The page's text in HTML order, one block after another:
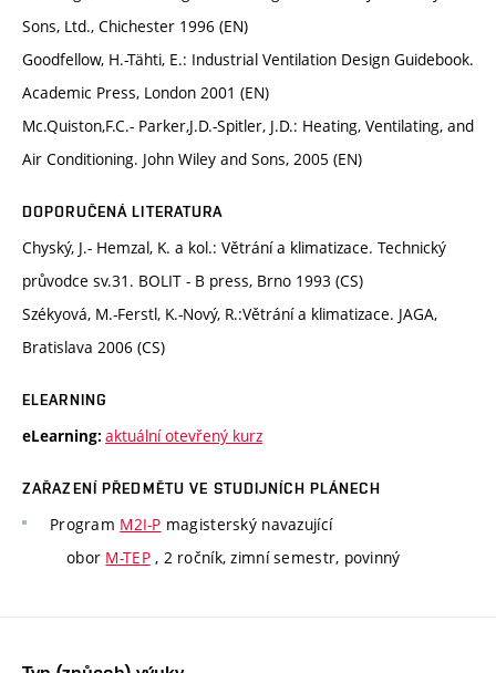
Sons, Ltd., Chichester 1996 (EN)
Goodfellow, H.-Tähti, E.: Industrial Ventilation Design Guidebook.
Academic Press, London 2001 (EN)
Mc.Quiston,F.C.- Parker,J.D.-Spitler, J.D.: Heating, Ventilating, and
Air Conditioning. John Wiley and Sons, 2005 (EN)
DOPORUČENÁ LITERATURA
Chyský, J.- Hemzal, K. a kol.: Větrání a klimatizace. Technický
průvodce sv.31. BOLIT - B press, Brno 1993 (CS)
Székyová, M.-Ferstl, K.-Nový, R.:Větrání a klimatizace. JAGA,
Bratislava 2006 (CS)
ELEARNING
eLearning: aktuální otevřený kurz
ZAŘAZENÍ PŘEDMĚTU VE STUDIJNÍCH PLÁNECH
Program M2I-P magisterský navazující
obor M-TEP, 2 ročník, zimní semestr, povinný